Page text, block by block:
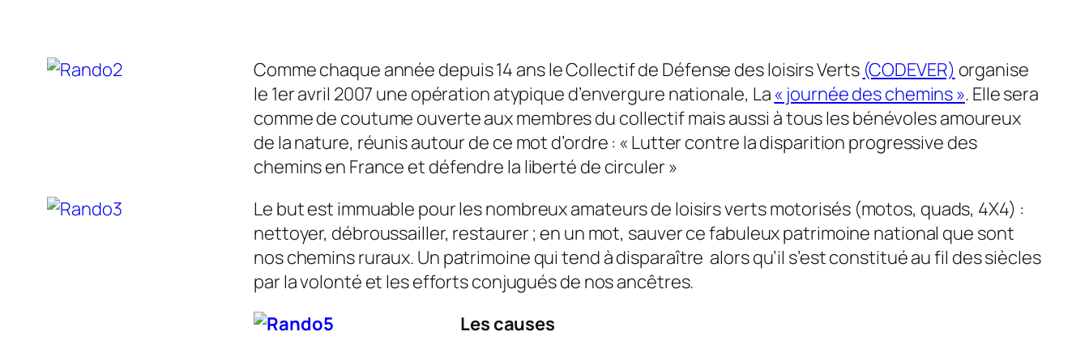
Comme chaque année depuis 14 ans le Collectif de Défense des loisirs Verts (CODEVER) organise
le 1er avril 2007 une opération atypique d’envergure nationale, La « journée des chemins ». Elle sera
comme de coutume ouverte aux membres du collectif mais aussi à tous les bénévoles amoureux
de la nature, réunis autour de ce mot d’ordre : « Lutter contre la disparition progressive des
chemins en France et défendre la liberté de circuler »
Le but est immuable pour les nombreux amateurs de loisirs verts motorisés (motos, quads, 4X4) :
nettoyer, débroussailler, restaurer ; en un mot, sauver ce fabuleux patrimoine national que sont
nos chemins ruraux. Un patrimoine qui tend à disparaître alors qu’il s’est constitué au fil des siècles
par la volonté et les efforts conjugués de nos ancêtres.
Les causes